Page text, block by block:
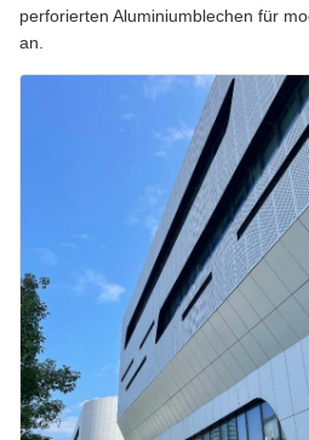
perforierten Aluminiumblechen für
an.